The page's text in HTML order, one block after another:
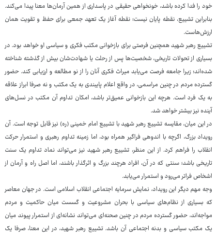
خود را فدا کرده باشد، خونخواهی حقیقی در پاسداری از همین آرمان‌ها معنا پیدا می‌کند.
بنابراین تشییع، نقطه پایان نیست؛ نقطه آغاز یک تعهد جمعی برای حفظ و تقویت همان
ارزش‌هاست.
تشییع رهبر شهید همچنین فرصتی برای بازخوانی مکتب فکری و سیاسی او خواهد بود. در
بسیاری از تحولات تاریخی، شخصیت‌ها پس از رحلت یا شهادت‌شان بیش از گذشته شناخته
شده‌اند؛ زیرا جامعه فرصت می‌یابد میراث فکری آنان را از نو مطالعه و ارزیابی کند. حضور
گسترده مردم در چنین مراسمی، در واقع اعلام پایبندی به یک مکتب و نه صرفا ابراز علاقه
به یک فرد است. هرچه این بازخوانی عمیق‌تر باشد، امکان تداوم آن مکتب در نسل‌های
آینده نیز بیشتر خواهد شد.
در این میان، مقایسه تشییع رهبر شهید با تشییع امام خمینی (ره) نیز قابل توجه است. آن
رویداد بزرگ، اگرچه با اندوهی فراگیر همراه بود، اما زمینه تداوم رهبری و استمرار حرکت
انقلاب را فراهم کرد. از این منظر، تشییع رهبر شهید نیز می‌تواند نماد تداوم یک سنت
تاریخی باشد؛ سنتی که در آن، افراد هرچند بزرگ و اثرگذار باشند، اما اصل راه و آرمان از
اشخاص فراتر می‌رود و استمرار می‌یابد.
وجه مهم دیگر این رویداد، نمایش سرمایه اجتماعی انقلاب اسلامی است. در جهان معاصر
که بسیاری از نظام‌های سیاسی با بحران مشروعیت و گسست میان حاکمیت و مردم
مواجه‌اند، حضور گسترده مردم در چنین صحنه‌ای می‌تواند نشانه‌ای از استمرار پیوند میان
یک مکتب سیاسی و بدنه اجتماعی آن باشد. تشییع رهبر شهید، در این معنا، صرفا یک